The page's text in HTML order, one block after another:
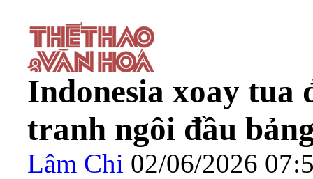
Indonesia xoay tua
tranh ngôi đầu
Lâm Chi 02/06/2026